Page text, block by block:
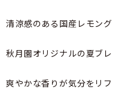
清涼感のある国産レモン
秋月園オリジナルの夏ブレ
爽やかな香りが気分をリ